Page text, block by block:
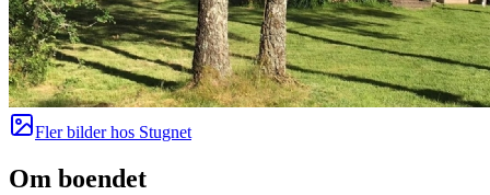
Fler bilder hos Stugnet
Om boendet